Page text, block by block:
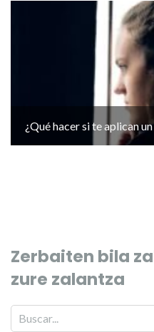
¿Qué hacer si te aplican
Zerbaiten bila
zure zalantza